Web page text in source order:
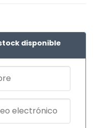
disponible